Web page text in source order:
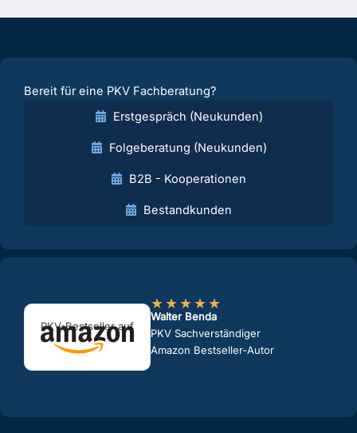
Bereit für eine PKV Fachberatung?
Erstgespräch (Neukunden)
Folgeberatung (Neukunden)
B2B - Kooperationen
Bestandkunden
PKV-Bestseller auf
★★★★★
Walter Benda
PKV Sachverständiger
Amazon Bestseller-Autor